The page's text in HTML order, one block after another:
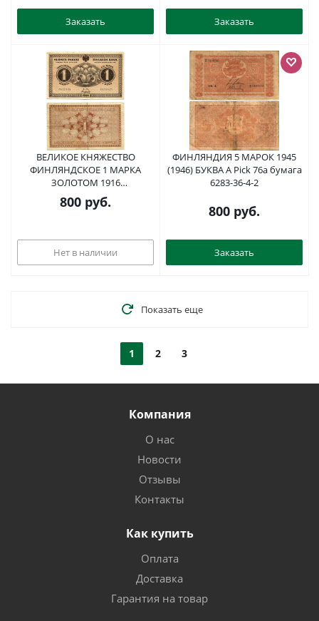
Заказать Заказать
ВЕЛИКОЕ КНЯЖЕСТВО
ФИНЛЯНДСКОЕ 1 МАРКА
ЗОЛОТОМ 1916
СЕМИЗНАЧНЫЙ НОМЕР Pick
19, Кардаков К15.1. бумага 00-
800 руб.
Нет в наличии
ФИНЛЯНДИЯ 5 МАРОК 1945
(1946) БУКВА А Pick 76а бумага
6283-36-4-2
800 руб.
Заказать
Показать еще
1 2 3
Компания
О нас
Новости
Отзывы
Контакты
Как купить
Оплата
Доставка
Гарантия на товар